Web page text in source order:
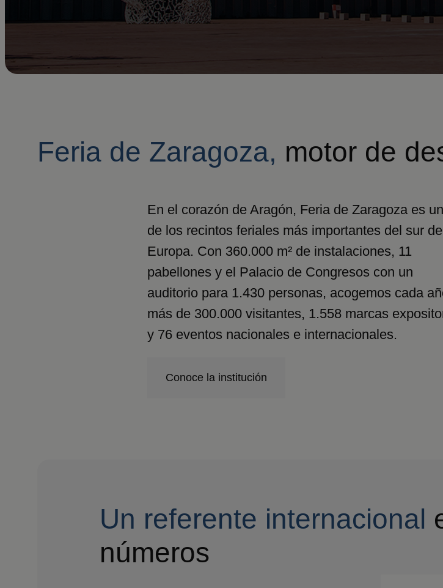
Feria de Zaragoza, motor de
En el corazón de Aragón, Feria de Zaragoza es
de los recintos feriales más importantes del sur de
Europa. Con 360.000 m² de instalaciones, 11
pabellones y el Palacio de Congresos con un
auditorio para 1.430 personas, acogemos cada
más de 300.000 visitantes, 1.558 marcas
y 76 eventos nacionales e internacionales.
Conoce la institución
Un referente internacional
números